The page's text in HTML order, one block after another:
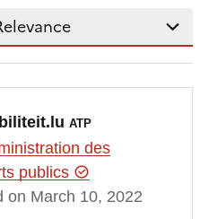
ATP
des
publics
on March 10, 2022